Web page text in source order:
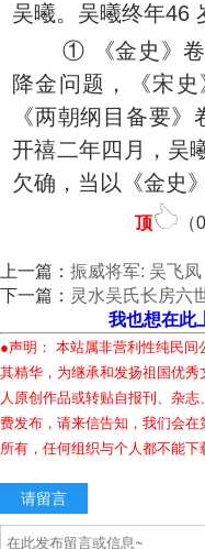
吴曦。吴曦终年46
① 《金史》卷
降金问题，《宋史
《两朝纲目备要
开禧二年四月，吴
欠确，当以《金史
顶 （0
上一篇： 振威将军: 吴飞凤
下一篇： 灵水吴氏长房六
我也想在此
●声明： 本站属非营利性纯民间
其精华，为继承和发扬祖国优
人原创作品或转贴自报刊、杂
费发布，请来信告知，我们会
所有，任何组织与个人都不能
请留言